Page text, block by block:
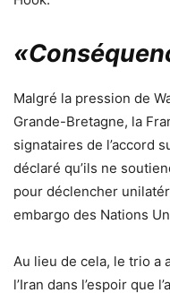
Malgré la pression de
Grande-Bretagne, la
signataires de l’accord
déclaré qu’ils ne
pour déclencher
embargo des Nations
Au lieu de cela, le trio a
l’Iran dans l’espoir que